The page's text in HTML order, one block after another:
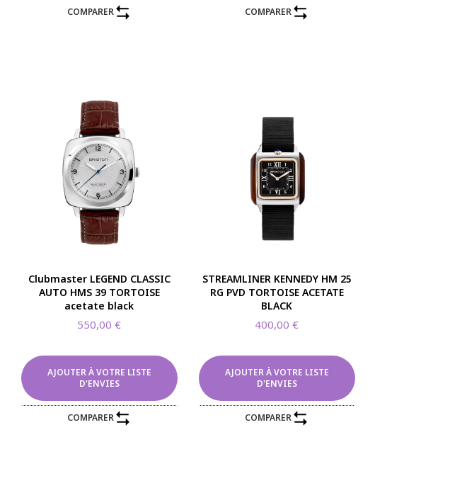
COMPARER COMPARER
Clubmaster LEGEND CLASSIC
AUTO HMS 39 TORTOISE
acetate black
550,00€
AJOUTER À VOTRE LISTE
D'ENVIES
COMPARER
STREAMLINER KENNEDY HM 25
RG PVD TORTOISE ACETATE
BLACK
400,00€
AJOUTER À VOTRE LISTE
D'ENVIES
COMPARER